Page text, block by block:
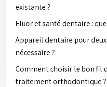
existante ?
Fluor et santé dentaire :
Appareil dentaire pour
nécessaire ?
Comment choisir le bon fil
traitement orthodontique ?